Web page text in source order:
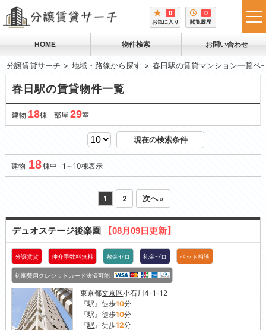
0
お気に入り
0
閲覧履歴
HOME 物件検索 お問い合わせ
分譲賃貸サーチ 地域・路線から探す 春日駅の賃貸マンション一覧ペ
春日駅の賃貸物件一覧
建物 18棟 部屋 29室
現在の検索条件
建物 18棟中 1～10棟表示
1 2 次へ »
デュオステージ後楽園 【08月09日更新】
分譲賃貸 仲介手数料無料 敷金ゼロ 礼金ゼロ ペット相談
初期費用クレジットカード決済可能
東京都文京区小石川4-1-12
『駅』徒歩10分
『駅』徒歩10分
『駅』徒歩12分